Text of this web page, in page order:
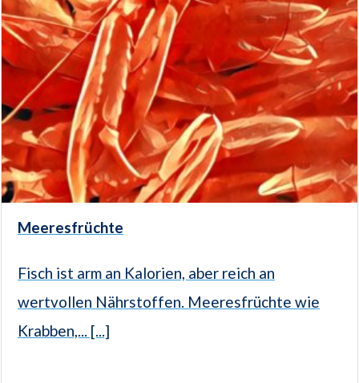
Meeresfrüchte
Fisch ist arm an Kalorien, aber reich an
wertvollen Nährstoffen. Meeresfrüchte wie
Krabben,... [...]